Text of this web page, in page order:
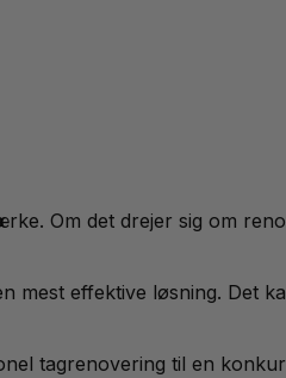
Om det drejer sig om
effektive løsning. Det
tagrenovering til en